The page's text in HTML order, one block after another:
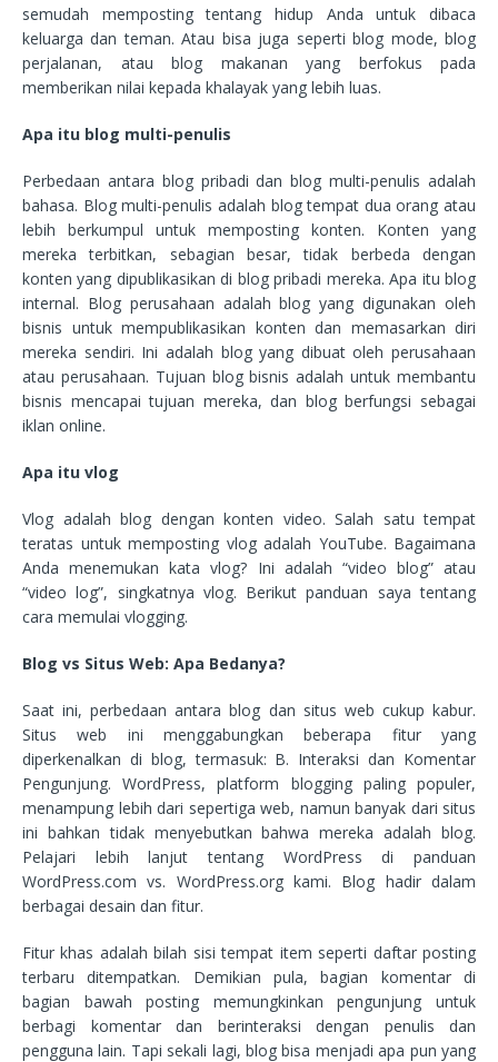
semudah memposting tentang hidup Anda untuk dibaca
keluarga dan teman. Atau bisa juga seperti blog mode, blog
perjalanan, atau blog makanan yang berfokus pada
memberikan nilai kepada khalayak yang lebih luas.
Apa itu blog multi-penulis
Perbedaan antara blog pribadi dan blog multi-penulis adalah
bahasa. Blog multi-penulis adalah blog tempat dua orang atau
lebih berkumpul untuk memposting konten. Konten yang
mereka terbitkan, sebagian besar, tidak berbeda dengan
konten yang dipublikasikan di blog pribadi mereka. Apa itu blog
internal. Blog perusahaan adalah blog yang digunakan oleh
bisnis untuk mempublikasikan konten dan memasarkan diri
mereka sendiri. Ini adalah blog yang dibuat oleh perusahaan
atau perusahaan. Tujuan blog bisnis adalah untuk membantu
bisnis mencapai tujuan mereka, dan blog berfungsi sebagai
iklan online.
Apa itu vlog
Vlog adalah blog dengan konten video. Salah satu tempat
teratas untuk memposting vlog adalah YouTube. Bagaimana
Anda menemukan kata vlog? Ini adalah “video blog” atau
“video log”, singkatnya vlog. Berikut panduan saya tentang
cara memulai vlogging.
Blog vs Situs Web: Apa Bedanya?
Saat ini, perbedaan antara blog dan situs web cukup kabur.
Situs web ini menggabungkan beberapa fitur yang
diperkenalkan di blog, termasuk: B. Interaksi dan Komentar
Pengunjung. WordPress, platform blogging paling populer,
menampung lebih dari sepertiga web, namun banyak dari situs
ini bahkan tidak menyebutkan bahwa mereka adalah blog.
Pelajari lebih lanjut tentang WordPress di panduan
WordPress.com vs. WordPress.org kami. Blog hadir dalam
berbagai desain dan fitur.
Fitur khas adalah bilah sisi tempat item seperti daftar posting
terbaru ditempatkan. Demikian pula, bagian komentar di
bagian bawah posting memungkinkan pengunjung untuk
berbagi komentar dan berinteraksi dengan penulis dan
pengguna lain. Tapi sekali lagi, blog bisa menjadi apa pun yang